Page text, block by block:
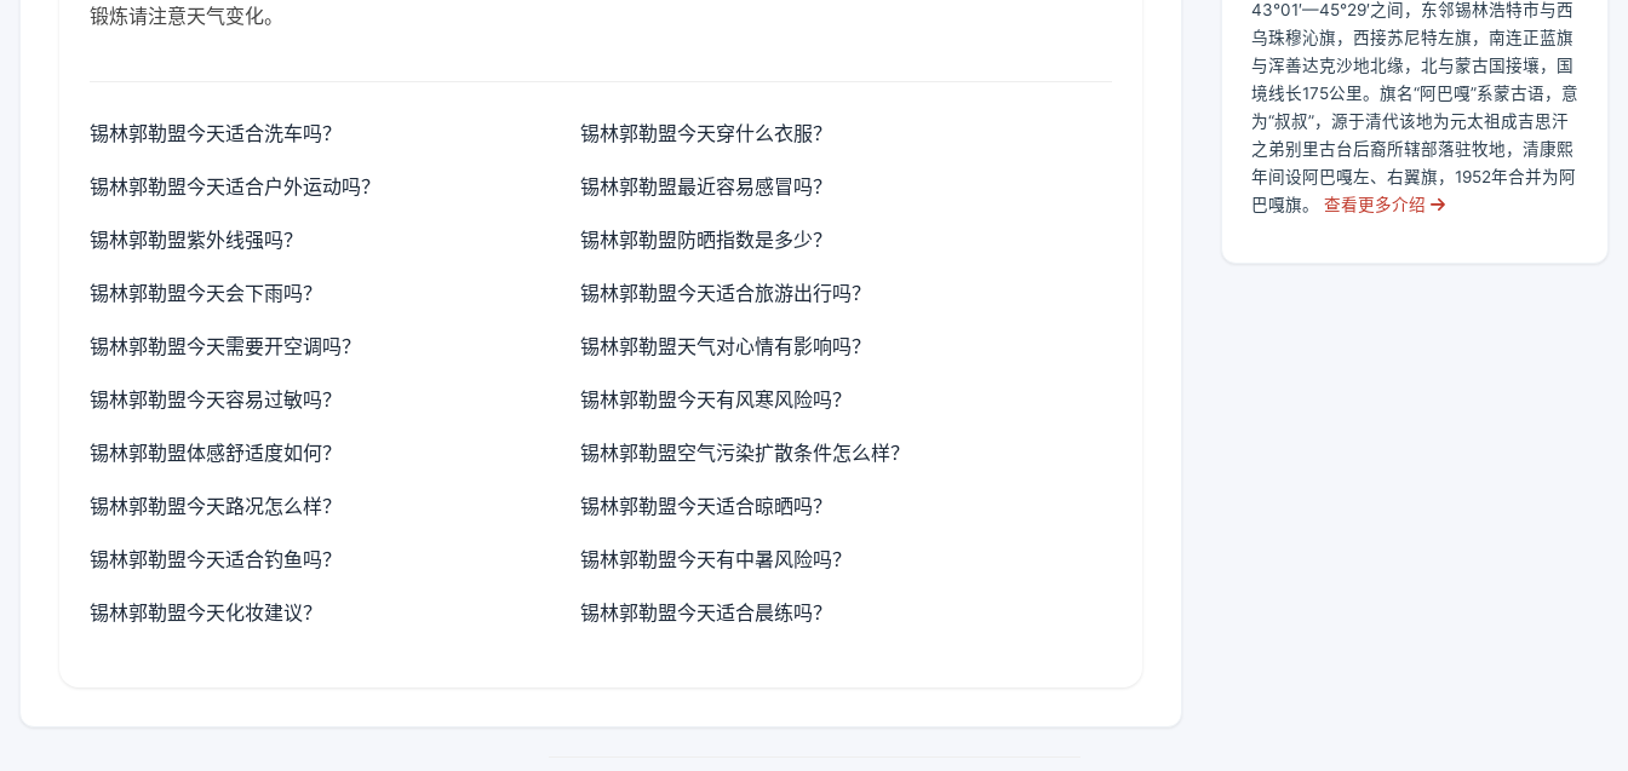
锻炼请注意天气变化。
锡林郭勒盟今天适合洗车吗？ 锡林郭勒盟今天穿什么衣服？
锡林郭勒盟今天适合户外运动吗？ 锡林郭勒盟最近容易感冒吗？
锡林郭勒盟紫外线强吗？ 锡林郭勒盟防晒指数是多少？
锡林郭勒盟今天会下雨吗？ 锡林郭勒盟今天适合旅游出行吗？
锡林郭勒盟今天需要开空调吗？ 锡林郭勒盟天气对心情有影响吗？
锡林郭勒盟今天容易过敏吗？ 锡林郭勒盟今天有风寒风险吗？
锡林郭勒盟体感舒适度如何？ 锡林郭勒盟空气污染扩散条件怎么样？
锡林郭勒盟今天路况怎么样？ 锡林郭勒盟今天适合晾晒吗？
锡林郭勒盟今天适合钓鱼吗？ 锡林郭勒盟今天有中暑风险吗？
锡林郭勒盟今天化妆建议？ 锡林郭勒盟今天适合晨练吗？
43°01′—45°29′之间，东邻锡林浩特市与西
乌珠穆沁旗，西接苏尼特左旗，南连正蓝旗
与浑善达克沙地北缘，北与蒙古国接壤，国
境线长175公里。旗名“阿巴嘎”系蒙古语，意
为“叔叔”，源于清代该地为元太祖成吉思汗
之弟别里古台后裔所辖部落驻牧地，清康熙
年间设阿巴嘎左、右翼旗，1952年合并为阿
巴嘎旗。
查看更多介绍